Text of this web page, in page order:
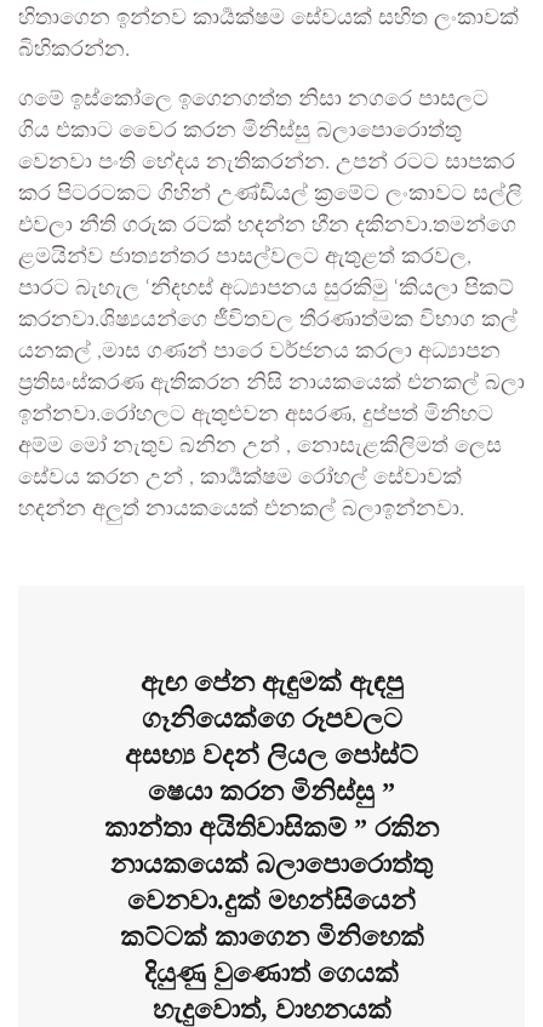
හිතාගෙන ඉන්නව කාර්‍යක්ෂම සේවයක් සහිත ලංකාවක්
බිහිකරන්න.
ගමේ ඉස්කෝලෙ ඉගෙනගත්ත නිසා නගරෙ පාසලට
ගිය එකාට වෛර කරන මිනිස්සු බලාපොරොත්තු
වෙනවා පංති භේදය නැතිකරන්න. උපන් රටට සාපකර
කර පිටරටකට ගිහින් උණ්ඩියල් ක්‍රමේට ලංකාවට සල්ලි
එවලා නීති ගරුක රටක් හදන්න හීන දකිනවා.තමන්ගෙ
ළමයින්ව ජාත්‍යන්තර පාසල්වලට ඇතුළත් කරවල,
පාරට බැහැල ‘නිදහස් අධ්‍යාපනය සුරකිමු ‘කියලා පිකට්
කරනවා.ශිෂ්‍යයන්ගෙ ජීවිතවල තීරණාත්මක විභාග කල්
යනකල් ,මාස ගණන් පාරෙ වර්ජනය කරලා අධ්‍යාපන
ප්‍රතිසංස්කරණ ඇතිකරන නිසි නායකයෙක් එනකල් බලා
ඉන්නවා.රෝහලට ඇතුළුවන අසරණ, දුප්පත් මිනිහට
අම්ම මෝ නැතුව බනින උන් , නොසැළකිලිමත් ලෙස
සේවය කරන උන් , කාර්‍යක්ෂම රෝහල් සේවාවක්
හදන්න අලුත් නායකයෙක් එනකල් බලාඉන්නවා.
ඇඟ පේන ඇඳුමක් ඇඳපු
ගෑනියෙක්ගෙ රූපවලට
අසභ්‍ය වදන් ලියල පෝස්ට්
ෂෙයා කරන මිනිස්සු ”
කාන්තා අයිතිවාසිකම් ” රකින
නායකයෙක් බලාපොරොත්තු
වෙනවා.දුක් මහන්සියෙන්
කට්ටක් කාගෙන මිනිහෙක්
දියුණු වුණොත් ගෙයක්
හැදුවොත්, වාහනයක්